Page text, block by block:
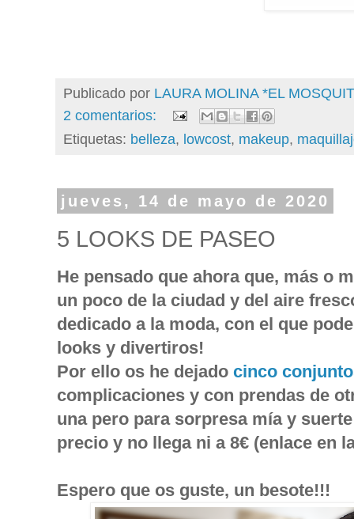
Publicado por LAURA MOLINA *EL
2 comentarios:
Etiquetas: belleza, lowcost, makeup,
jueves, 14 de mayo de 2020
5 LOOKS DE PASEO
He pensado que ahora que, más o
un poco de la ciudad y del aire
dedicado a la moda, con el que
looks y divertiros!
Por ello os he dejado cinco
complicaciones y con prendas de
una pero para sorpresa mía y
precio y no llega ni a 8€ (enlace en
Espero que os guste, un besote!!!